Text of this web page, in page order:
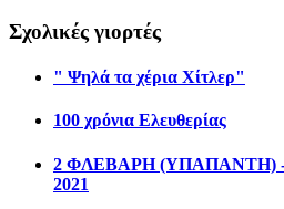
Σχολικές γιορτές
" Ψηλά τα χέρια Χίτλερ"
100 χρόνια Ελευθερίας
2 ΦΛΕΒΑΡΗ (ΥΠΑΠΑΝΤΗ)
2021